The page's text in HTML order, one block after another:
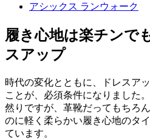
アシックス ランウォーク
履き心地は楽チンで
スアップ
時代の変化とともに、ドレスア
ことが、必須条件になりました
然りですが、革靴だってもちろ
のに軽く柔らかい履き心地のタ
ています。